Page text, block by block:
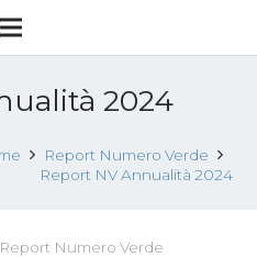
2024
Report Numero Verde
Report NV Annualità 2024
Report Numero Verde